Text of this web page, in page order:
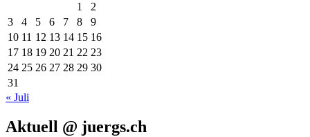
1
2
3
4 5 6 7 8
9
10 11 12 13 14 15 16
17 18 19 20 21 22 23
24 25 26 27 28 29 30
31
« Juli
Aktuell @ juergs.ch